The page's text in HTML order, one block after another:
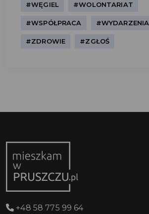
#WĘGIEL #WOLONTARIAT
#WSPÓŁPRACA #WYDARZENIA
#ZDROWIE #ZGŁOŚ
+48 58 775 99 64